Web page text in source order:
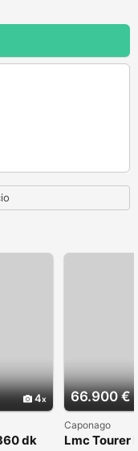
4
dk
66.900 €
Caponago
Lmc Tourer